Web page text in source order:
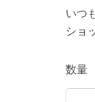
いつ
ショ
数量